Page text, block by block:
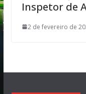
Inspetor de
2 de fevereiro de